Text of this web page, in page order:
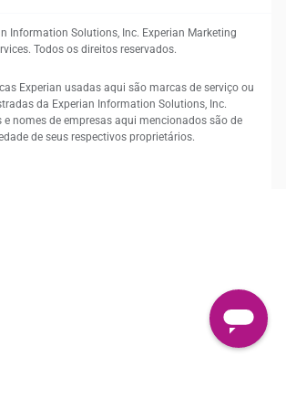
Information Solutions, Inc. Experian Marketing
Todos os direitos reservados.
Experian usadas aqui são marcas de serviço ou
da Experian Information Solutions, Inc.
e nomes de empresas aqui mencionados são de
de seus respectivos proprietários.